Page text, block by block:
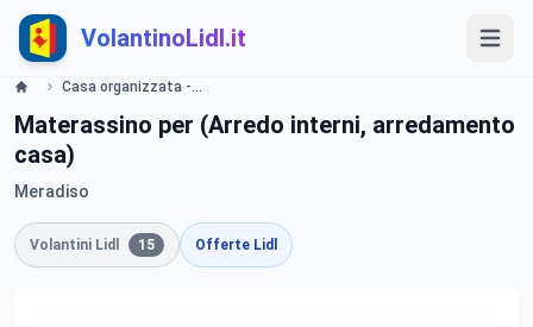
VolantinoLidl.it
Casa organizzata - LIDL Catalogue - Offerte valide dal 28 marzo 2019 Lidl
Materassino per (Arredo interni, arredamento
casa)
Meradiso
Volantini Lidl 15 Offerte Lidl